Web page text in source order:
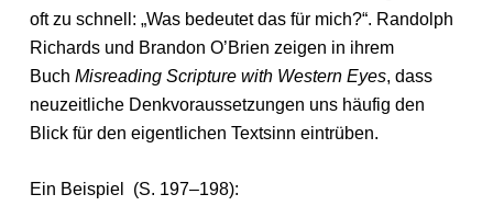
oft zu schnell: „Was bedeutet das für mich?“. Randolph
Richards und Brandon O’Brien zeigen in ihrem
Buch Misreading Scripture with Western Eyes, dass
neuzeitliche Denkvoraussetzungen uns häufig den
Blick für den eigentlichen Textsinn eintrüben.
Ein Beispiel (S. 197–198):